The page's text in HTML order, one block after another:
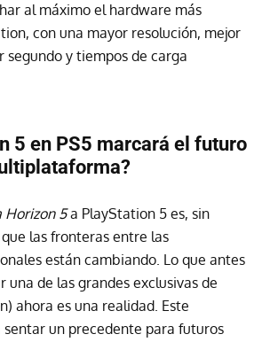
al máximo el hardware más
con una mayor resolución, mejor
segundo y tiempos de carga
5 en PS5 marcará el futuro
Horizon 5a PlayStation 5 es, sin
las fronteras entre las
están cambiando. Lo que antes
una de las grandes exclusivas de
ahora es una realidad. Este
un precedente para futuros